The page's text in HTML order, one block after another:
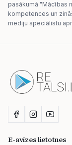
pasākumā "Mācības
kompetences un
mediju speciālistu
E-avīzes lietotnes